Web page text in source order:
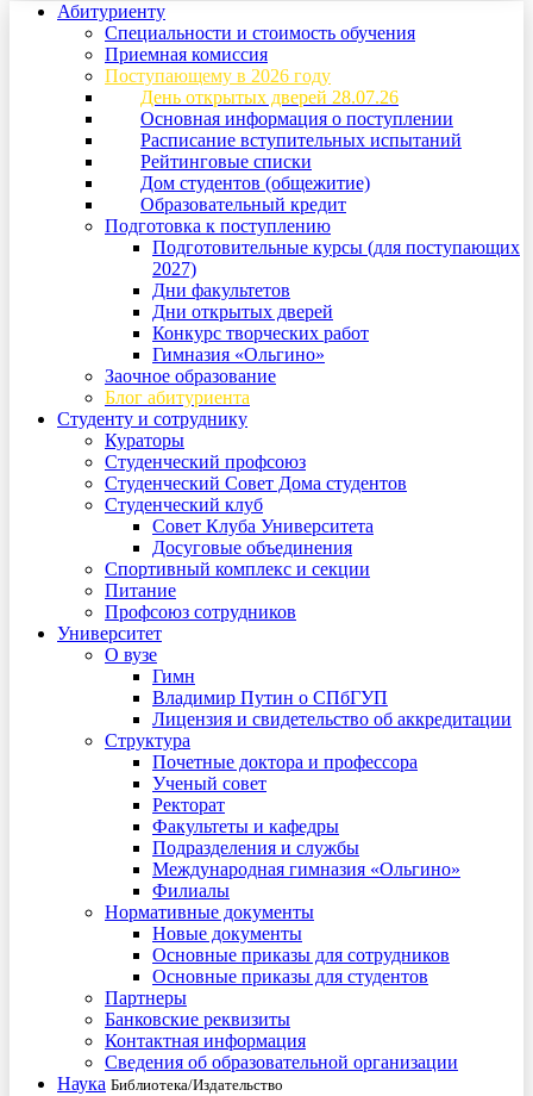
Абитуриенту
Специальности и стоимость обучения
Приемная комиссия
Поступающему в 2026 году
День открытых дверей 28.07.26
Основная информация о поступлении
Расписание вступительных испытаний
Рейтинговые списки
Дом студентов (общежитие)
Образовательный кредит
Подготовка к поступлению
Подготовительные курсы (для поступающих
2027)
Дни факультетов
Дни открытых дверей
Конкурс творческих работ
Гимназия «Ольгино»
Заочное образование
Блог абитуриента
Студенту и сотруднику
Кураторы
Студенческий профсоюз
Студенческий Совет Дома студентов
Студенческий клуб
Совет Клуба Университета
Досуговые объединения
Спортивный комплекс и секции
Питание
Профсоюз сотрудников
Университет
О вузе
Гимн
Владимир Путин о СПбГУП
Лицензия и свидетельство об аккредитации
Структура
Почетные доктора и профессора
Ученый совет
Ректорат
Факультеты и кафедры
Подразделения и службы
Международная гимназия «Ольгино»
Филиалы
Нормативные документы
Новые документы
Основные приказы для сотрудников
Основные приказы для студентов
Партнеры
Банковские реквизиты
Контактная информация
Сведения об образовательной организации
Наука Библиотека/Издательство